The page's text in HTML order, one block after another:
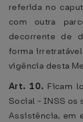
referida no
com outra
decorrente de
forma
vigência desta
Art. 10. Ficam
Social - INSS os
Assistência, em